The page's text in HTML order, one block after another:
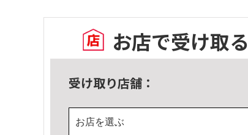
お店で受け取る
受け取り店舗：
お店を選ぶ